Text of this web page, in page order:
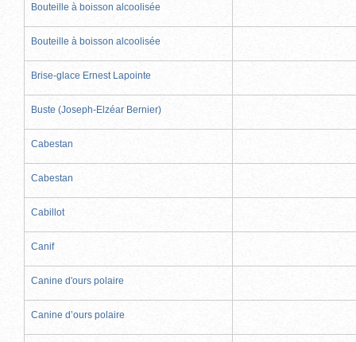
Bouteille à boisson alcoolisée
Bouteille à boisson alcoolisée
Brise-glace Ernest Lapointe
Buste (Joseph-Elzéar Bernier)
Cabestan
Cabestan
Cabillot
Canif
Canine d'ours polaire
Canine d’ours polaire